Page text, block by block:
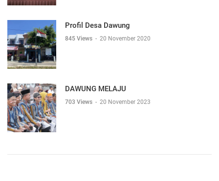
Profil Desa Dawung
845 Views - 20 November 2020
DAWUNG MELAJU
703 Views - 20 November 2023